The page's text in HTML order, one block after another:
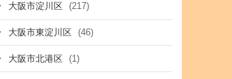
大阪市淀川区 (217)
大阪市東淀川区 (46)
大阪市北港区 (1)